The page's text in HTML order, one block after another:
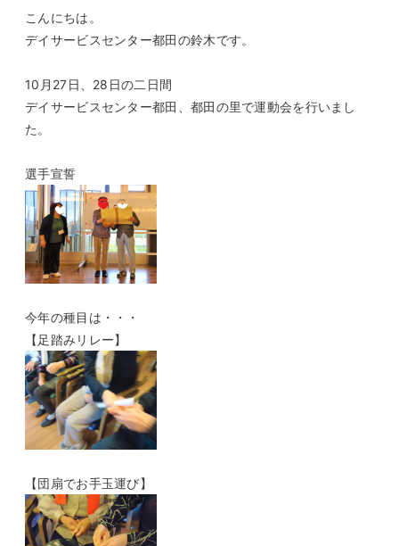
こんにちは。
デイサービスセンター都田の鈴木です。
10月27日、28日の二日間
デイサービスセンター都田、都田の里で運動会を行いまし
た。
選手宣誓
今年の種目は・・・
【足踏みリレー】
【団扇でお手玉運び】